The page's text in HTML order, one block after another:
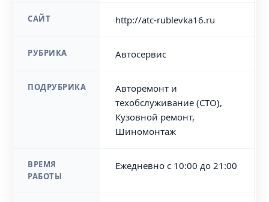
САЙТ http://atc-rublevka16.ru
РУБРИКА Автосервис
ПОДРУБРИКА
Авторемонт и
техобслуживание (СТО),
Кузовной ремонт,
Шиномонтаж
ВРЕМЯ
РАБОТЫ
Ежедневно с 10:00 до 21:00